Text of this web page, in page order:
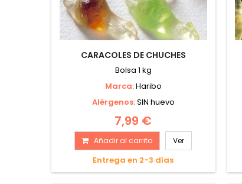
CARACOLES DE CHUCHES
Bolsa 1 kg
Marca:Haribo
Alérgenos:SIN huevo
7,99 €
Añadir al carrito Ver
Entrega en 2-3 días